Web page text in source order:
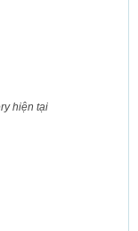
hiện tại